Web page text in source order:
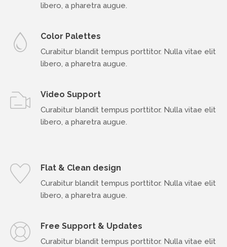
libero, a pharetra augue.
Color Palettes
Curabitur blandit tempus porttitor. Nulla vitae elit
libero, a pharetra augue.
Video Support
Curabitur blandit tempus porttitor. Nulla vitae elit
libero, a pharetra augue.
Flat & Clean design
Curabitur blandit tempus porttitor. Nulla vitae elit
libero, a pharetra augue.
Free Support & Updates
Curabitur blandit tempus porttitor. Nulla vitae elit